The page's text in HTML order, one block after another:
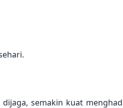
semakin kuat